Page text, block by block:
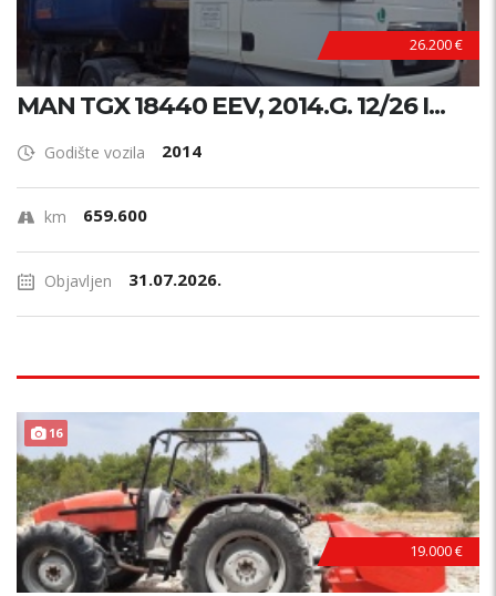
26.200 €
MAN TGX 18440 EEV, 2014.G. 12/26 I...
Godište vozila 2014
km 659.600
Objavljen 31.07.2026.
16
19.000 €